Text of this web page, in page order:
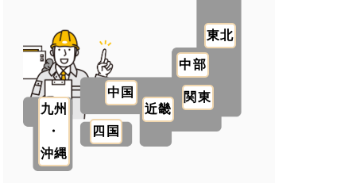
東北
関東
中部
近畿
中国
四国
九州
・
沖縄